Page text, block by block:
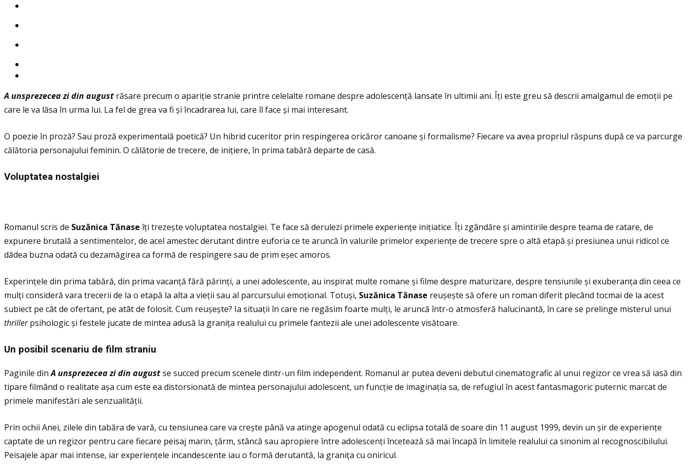
A unsprezecea zi din august răsare precum o apariţie stranie printre celelalte romane despre adolescenţă lansate în ultimii ani. Îţi este greu să descrii amalgamul de emoţii pe
care le va lăsa în urma lui. La fel de grea va fi și încadrarea lui, care îl face și mai interesant.
O poezie în proză? Sau proză experimentală poetică? Un hibrid cuceritor prin respingerea oricăror canoane și formalisme? Fiecare va avea propriul răspuns după ce va parcurge
călătoria personajului feminin. O călătorie de trecere, de iniţiere, în prima tabără departe de casă.
Voluptatea nostalgiei
Romanul scris de Suzănica Tănase îţi trezește voluptatea nostalgiei. Te face să derulezi primele experienţe iniţiatice. Îţi zgândăre și amintirile despre teama de ratare, de
expunere brutală a sentimentelor, de acel amestec derutant dintre euforia ce te aruncă în valurile primelor experienţe de trecere spre o altă etapă și presiunea unui ridicol ce
dădea buzna odată cu dezamăgirea ca formă de respingere sau de prim eșec amoros.
Experinţele din prima tabără, din prima vacanţă fără părinţi, a unei adolescente, au inspirat multe romane și filme despre maturizare, despre tensiunile și exuberanţa din ceea ce
mulţi consideră vara trecerii de la o etapă la alta a vieţii sau al parcursului emoţional. Totuși, Suzănica Tănase reușește să ofere un roman diferit plecând tocmai de la acest
subiect pe cât de ofertant, pe atât de folosit. Cum reușește? Ia situaţii în care ne regăsim foarte mulţi, le aruncă într-o atmosferă halucinantă, în care se prelinge misterul unui
thrillerpsihologic și festele jucate de mintea adusă la graniţa realului cu primele fantezii ale unei adolescente visătoare.
Un posibil scenariu de film straniu
Paginile dinA unsprezecea zi din augustse succed precum scenele dintr-un film independent. Romanul ar putea deveni debutul cinematografic al unui regizor ce vrea să iasă din
tipare filmând o realitate așa cum este ea distorsionată de mintea personajului adolescent, un funcţie de imaginaţia sa, de refugiul în acest fantasmagoric puternic marcat de
primele manifestări ale senzualităţii.
Prin ochii Anei, zilele din tabăra de vară, cu tensiunea care va crește până va atinge apogenul odată cu eclipsa totală de soare din 11 august 1999, devin un șir de experienţe
captate de un regizor pentru care fiecare peisaj marin, ţărm, stâncă sau apropiere între adolescenţi încetează să mai încapă în limitele realului ca sinonim al recognoscibilului.
Peisajele apar mai intense, iar experienţele incandescente iau o formă derutantă, la graniţa cu oniricul.